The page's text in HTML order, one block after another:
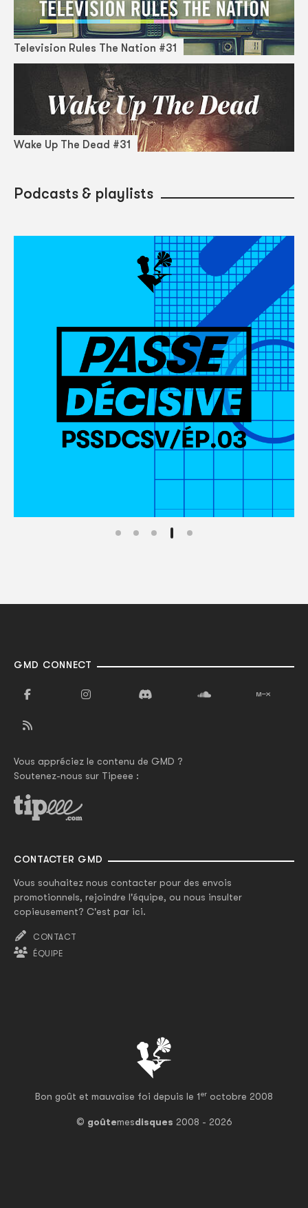
Television Rules The Nation #31
Wake Up The Dead #31
Podcasts & playlists
Bon goût et mauvaise foi depuis le 1er octobre 2008
© goûtemesdisques 2008 - 2026
GMD CONNECT
Vous appréciez le contenu de GMD ?
Soutenez-nous sur Tipeee :
CONTACTER GMD
Vous souhaitez nous contacter pour des envois
promotionnels, rejoindre l'équipe, ou nous insulter
copieusement? C'est par ici.
CONTACT
ÉQUIPE